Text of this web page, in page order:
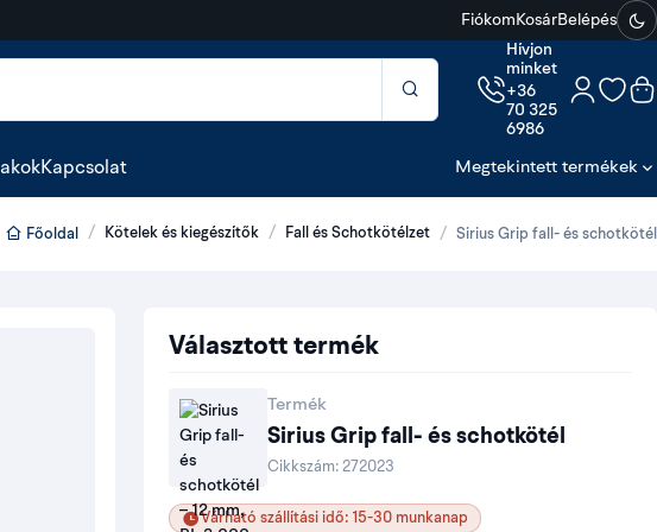
Fiókom KosárBelépés
Hívjon
minket
+36
70 325
6986
Kapcsolat Megtekintett termékek
Főoldal Kötelek és kiegészítők Fall és Schotkötélzet Sirius Grip fall- és schotkötél
Választott termék
Termék
Sirius Grip fall- és schotkötél
Cikkszám: 272023
Várható szállítási idő: 15-30 munkanap